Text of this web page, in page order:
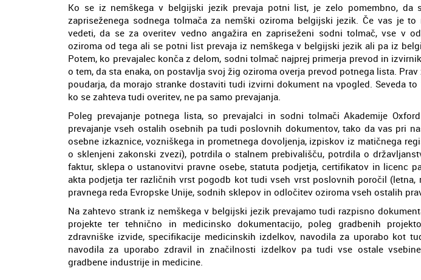
Ko se iz nemškega v belgijski jezik prevaja potni list, je zelo pomembno, da
zapriseženega sodnega tolmača za nemški oziroma belgijski jezik. Če vas je to
vedeti, da se za overitev vedno angažira en zapriseženi sodni tolmač, vse v
oziroma od tega ali se potni list prevaja iz nemškega v belgijski jezik ali pa iz
Potem, ko prevajalec konča z delom, sodni tolmač najprej primerja prevod in
o tem, da sta enaka, on postavlja svoj žig oziroma overja prevod potnega lista.
poudarja, da morajo stranke dostaviti tudi izvirni dokument na vpogled. Seveda to
ko se zahteva tudi overitev, ne pa samo prevajanja.
Poleg prevajanje potnega lista, so prevajalci in sodni tolmači Akademije
prevajanje vseh ostalih osebnih pa tudi poslovnih dokumentov, tako da vas pri
osebne izkaznice, vozniškega in prometnega dovoljenja, izpiskov iz matičnega
o sklenjeni zakonski zvezi), potrdila o stalnem prebivališču, potrdila o
faktur, sklepa o ustanovitvi pravne osebe, statuta podjetja, certifikatov in licenc
akta podjetja ter različnih vrst pogodb kot tudi vseh vrst poslovnih poročil (letna,
pravnega reda Evropske Unije, sodnih sklepov in odločitev oziroma vseh ostalih
Na zahtevo strank iz nemškega v belgijski jezik prevajamo tudi razpisno
projekte ter tehnično in medicinsko dokumentacijo, poleg gradbenih
zdravniške izvide, specifikacije medicinskih izdelkov, navodila za uporabo kot
navodila za uporabo zdravil in značilnosti izdelkov pa tudi vse ostale
gradbene industrije in medicine.